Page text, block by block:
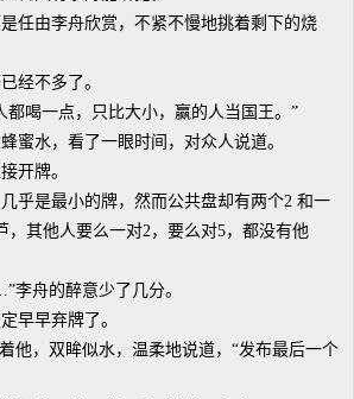
由李舟欣赏，不紧不慢地挑着剩下的烧
不多了。
喝一点，只比大小，赢的人当国王。”
水，看了一眼时间，对众人说道。
开牌。
是最小的牌，然而公共盘却有两个2 和一
，其他人要么一对2，要么对5，都没有他
舟的醉意少了几分。
早弃牌了。
，双眸似水，温柔地说道，“发布最后一个